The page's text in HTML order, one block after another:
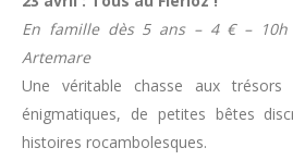
En famille dès 5 ans – 4 € – 10h
Artemare
Une véritable chasse aux
énigmatiques, de petites bêtes
histoires rocambolesques.